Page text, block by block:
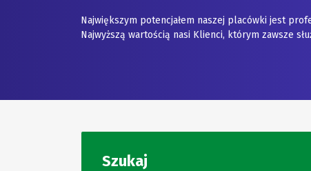
Największym potencjałem naszej placówki jest
Najwyższą wartością nasi Klienci, którym zawsze
Szukaj